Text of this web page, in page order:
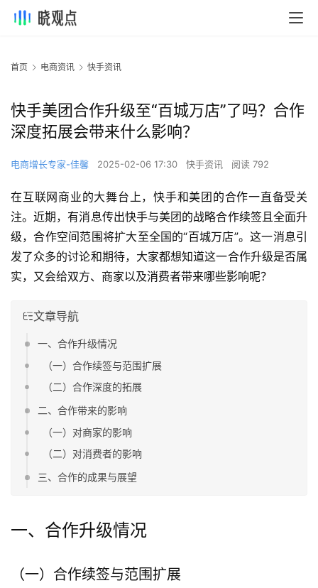
首页 电商资讯 快手资讯
快手美团合作升级至“百城万店”了吗？合作
深度拓展会带来什么影响？
电商增长专家-佳馨 2025-02-06 17:30 快手资讯 阅读 792
在互联网商业的大舞台上，快手和美团的合作一直备受关
注。近期，有消息传出快手与美团的战略合作续签且全面升
级，合作空间范围将扩大至全国的“百城万店”。这一消息引
发了众多的讨论和期待，大家都想知道这一合作升级是否属
实，又会给双方、商家以及消费者带来哪些影响呢？
文章导航
一、合作升级情况
（一）合作续签与范围扩展
（二）合作深度的拓展
二、合作带来的影响
（一）对商家的影响
（二）对消费者的影响
三、合作的成果与展望
一、合作升级情况
（一）合作续签与范围扩展